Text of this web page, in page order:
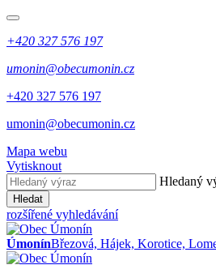
+420 327 576 197
umonin@obecumonin.cz
+420 327 576 197
umonin@obecumonin.cz
Mapa webu
Vytisknout
Hledaný
Hledat
rozšířené vyhledávání
ÚmonínBřezová, Hájek, Korotice,